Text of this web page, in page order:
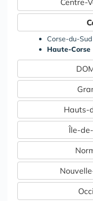
Corse-du-Sud
Haute-Corse
Hauts-
Île-